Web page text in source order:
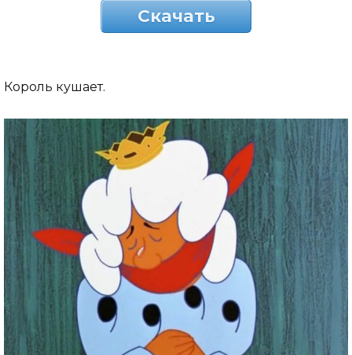
Скачать
Король кушает.